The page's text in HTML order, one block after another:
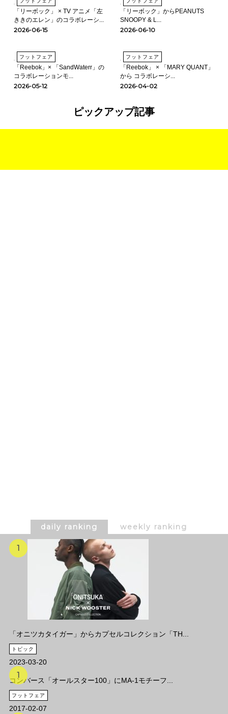
「リーボック」 × TV アニメ「左
ききのエレン」のコラボレーシ...
2026-06-15
「リーボック」からPEANUTS
SNOOPY & L...
2026-06-10
フットフェア
「Reebok」× 「SandWaterr」の
コラボレーションモ...
2026-05-12
フットフェア
「Reebok」 × 「MARY QUANT」
から コラボレーシ...
2026-04-02
ピックアップ記事
daily ranking weekly ranking
「オニツカタイガー」からカプセルコレクション「TH...
トピック
2023-03-20
コンバース「オールスター100」にMA-1モチーフ...
フットフェア
2017-02-07